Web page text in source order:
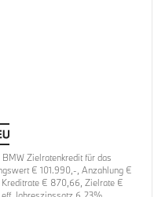
Zielratenkredit für das
€ 101.990,-, Anzahlung €
€ 870,66, Zielrate €